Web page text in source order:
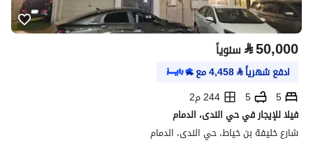
⃁50,000 سنوياً
ادفع شهرياً⃁
4,458مع
5
5
244 م2
فيلا للإيجار في حي الندى، الدمام
شارع خليفة بن خياط، حي الندى، الدمام